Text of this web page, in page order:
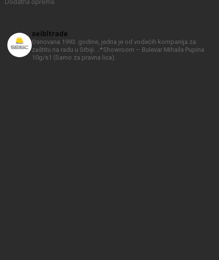
seibltrade
Osnovana 1993. godine, jedna je od vodećih kompanija za
zaštitu na radu u Srbiji.
📍Showroom – Bulevar Mihaila Pupina
10g/s1 (Samo za pravna lica).